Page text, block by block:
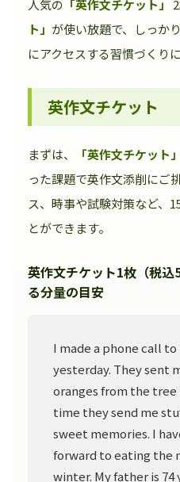
人気の 「英作文チケット」
ト」 が使い放題で、しっか
にアクセスする習慣づくり
英作文チケット
まずは、 「英作文チケット」
った課題で英作文添削にご
ス、時事や試験対策など、
とができます。
英作文チケット1枚（税
る分量の目安
I made a phone call
yesterday. They sent
oranges from the tree
time they send me
sweet memories. I
forward to eating the
winter. My father is 74